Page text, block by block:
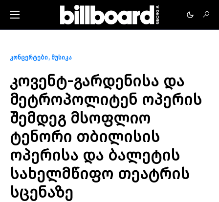
კონცერტები მუსიკა
კოვენტ-გარდენისა და
მეტროპოლიტენ ოპერის
შემდეგ მსოფლიო
ტენორი თბილისის
ოპერისა და ბალეტის
სახელმწიფო თეატრის
სცენაზე